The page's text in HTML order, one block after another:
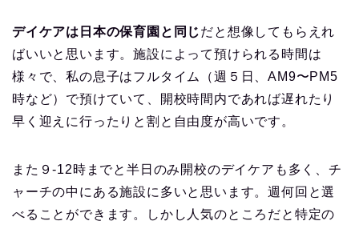
デイケアは日本の保育園と同じだと想像してもらえれ
ばいいと思います。施設によって預けられる時間は
様々で、私の息子はフルタイム（週５日、AM9〜PM5
時など）で預けていて、開校時間内であれば遅れたり
早く迎えに行ったりと割と自由度が高いです。
また９-12時までと半日のみ開校のデイケアも多く、チ
ャーチの中にある施設に多いと思います。週何回と選
べることができます。しかし人気のところだと特定の